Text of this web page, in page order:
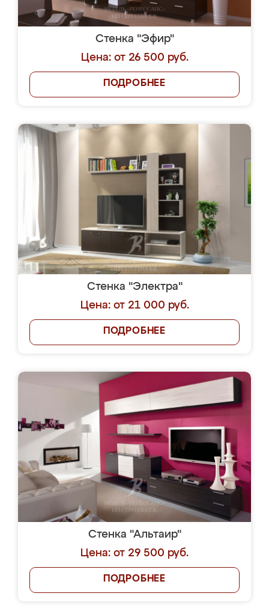
Стенка "Эфир"
Цена: от 26 500 руб.
ПОДРОБНЕЕ
Стенка "Электра"
Цена: от 21 000 руб.
ПОДРОБНЕЕ
Стенка "Альтаир"
Цена: от 29 500 руб.
ПОДРОБНЕЕ